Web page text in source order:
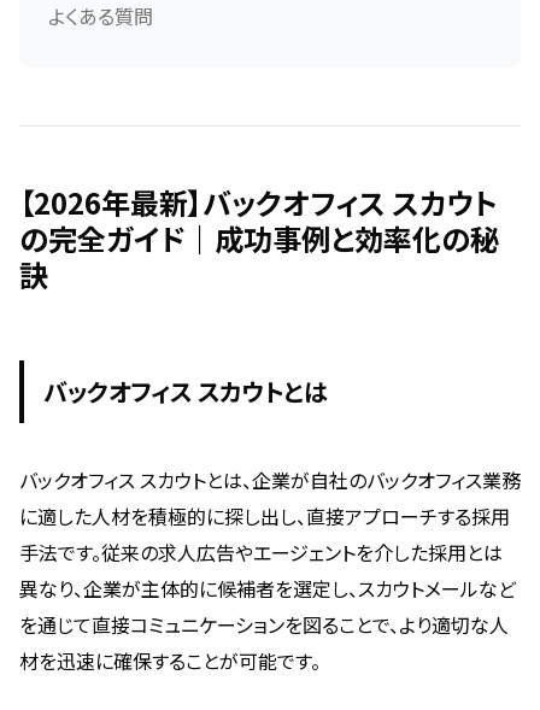
よくある質問
【2026年最新】バックオフィス スカウト
の完全ガイド｜成功事例と効率化の秘
訣
バックオフィス スカウトとは
バックオフィス スカウトとは、企業が自社のバックオフィス業務
に適した人材を積極的に探し出し、直接アプローチする採用
手法です。従来の求人広告やエージェントを介した採用とは
異なり、企業が主体的に候補者を選定し、スカウトメールなど
を通じて直接コミュニケーションを図ることで、より適切な人
材を迅速に確保することが可能です。